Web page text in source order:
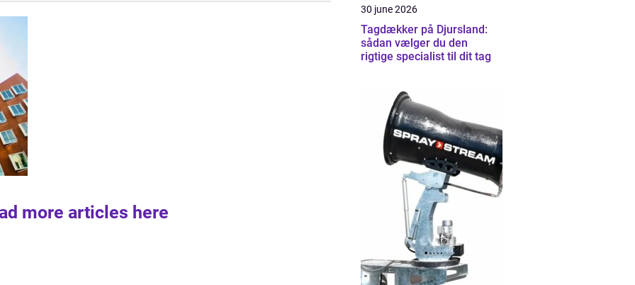
more articles here
30 june 2026
Tagdækker på Djursland:
sådan vælger du den
rigtige specialist til dit tag